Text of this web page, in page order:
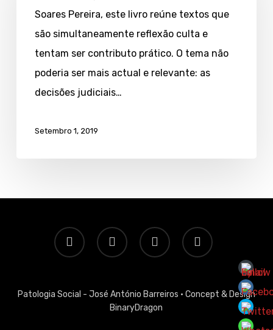
decisão
certa
Soares Pereira, este livro reúne textos que
são simultaneamente reflexão culta e
tentam ser contributo prático. O tema não
poderia ser mais actual e relevante: as
decisões judiciais…
Setembro 1, 2019
twitter facebook linkedin email
Patologia Social - José António Barreiros · Concept & Design
BinaryDragon